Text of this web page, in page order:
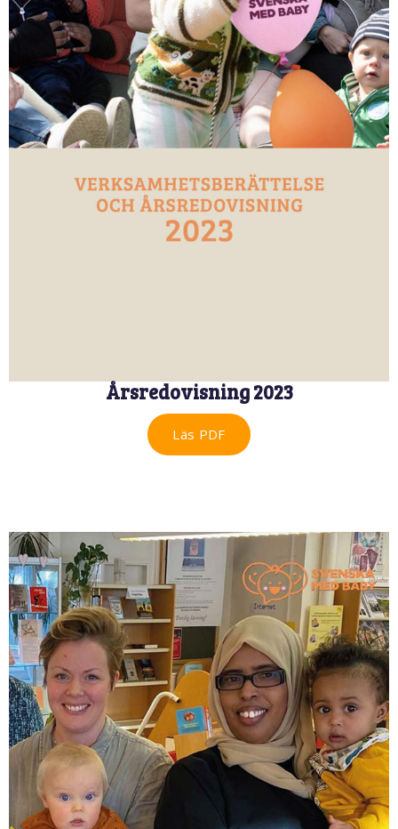
Årsredovisning 2023
Läs PDF